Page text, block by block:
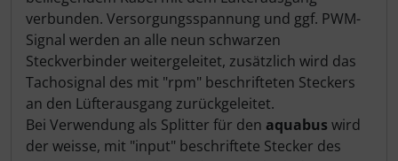
verbunden. Versorgungsspannung und ggf. PWM-
Signal werden an alle neun schwarzen
Steckverbinder weitergeleitet, zusätzlich wird das
Tachosignal des mit "rpm" beschrifteten Steckers
an den Lüfterausgang zurückgeleitet.
Bei Verwendung als Splitter für den aquabus wird
der weisse, mit "input" beschriftete Stecker des